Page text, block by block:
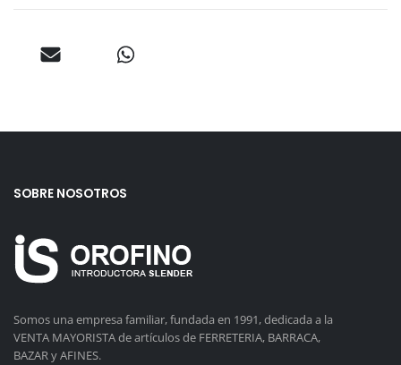
SOBRE NOSOTROS
Somos una empresa familiar, fundada en 1991, dedicada a la
VENTA MAYORISTA de artículos de FERRETERIA, BARRACA,
BAZAR y AFINES.